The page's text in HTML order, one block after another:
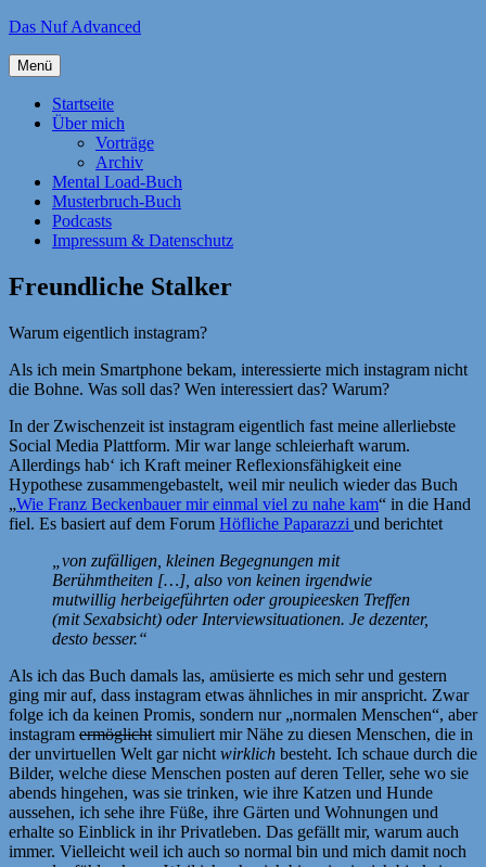
Zum
springen
Das Nuf Advanced
Menü
Startseite
Über mich
Vorträge
Archiv
Mental Load-Buch
Musterbruch-Buch
Podcasts
Impressum & Datenschutz
Freundliche Stalker
Warum eigentlich instagram?
Als ich mein Smartphone bekam, interessierte mich instagram nicht
die Bohne. Was soll das? Wen interessiert das? Warum?
In der Zwischenzeit ist instagram eigentlich fast meine allerliebste
Social Media Plattform. Mir war lange schleierhaft warum.
Allerdings hab‘ ich Kraft meiner Reflexionsfähigkeit eine
Hypothese zusammengebastelt, weil mir neulich wieder das Buch
„Wie Franz Beckenbauer mir einmal viel zu nahe kam“ in die Hand
fiel. Es basiert auf dem Forum Höfliche Paparazzi und berichtet
„von zufälligen, kleinen Begegnungen mit
Berühmtheiten […], also von keinen irgendwie
mutwillig herbeigeführten oder groupieesken Treffen
(mit Sexabsicht) oder Interviewsituationen. Je dezenter,
desto besser.“
Als ich das Buch damals las, amüsierte es mich sehr und gestern
ging mir auf, dass instagram etwas ähnliches in mir anspricht. Zwar
folge ich da keinen Promis, sondern nur „normalen Menschen“, aber
instagram ermöglicht simuliert mir Nähe zu diesen Menschen, die in
der unvirtuellen Welt gar nicht wirklich besteht. Ich schaue durch die
Bilder, welche diese Menschen posten auf deren Teller, sehe wo sie
abends hingehen, was sie trinken, wie ihre Katzen und Hunde
aussehen, ich sehe ihre Füße, ihre Gärten und Wohnungen und
erhalte so Einblick in ihr Privatleben. Das gefällt mir, warum auch
immer. Vielleicht weil ich auch so normal bin und mich damit noch